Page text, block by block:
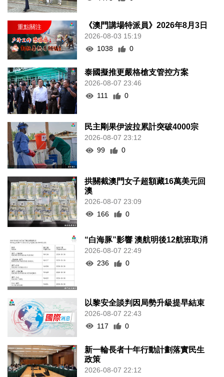
《澳門講場特派員》2026年8月3日
2026-08-03 15:19
1038
0
泰國擬推更嚴格槍支管控方案
2026-08-07 23:46
111
0
民主剛果伊波拉累計突破4000宗
2026-08-07 23:12
99
0
拱關截澳門女子超額藏16萬美元回
澳
2026-08-07 23:09
166
0
“白海豚”影響 澳航明後12航班取消
2026-08-07 22:49
236
0
以黎安全談判因局勢升級提早結束
2026-08-07 22:43
117
0
新一輪長者十年行動計劃落實民生
政策
2026-08-07 22:12